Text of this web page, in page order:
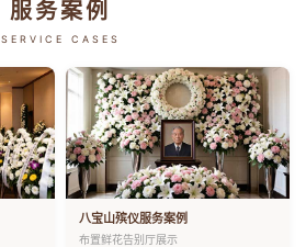
服务案例
SERVICE CASES
八宝山殡仪服务案例
布置鲜花告别厅展示